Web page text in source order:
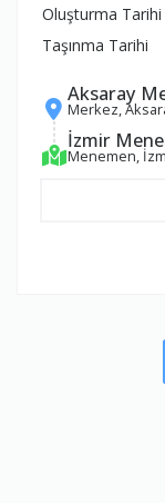
Oluşturma Tarihi
Taşınma Tarihi
Aksaray
Merkez,
İzmir
Menemen,